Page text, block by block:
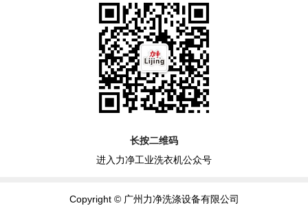
长按二维码
进入力净工业洗衣机公众号
Copyright © 广州力净洗涤设备有限公司